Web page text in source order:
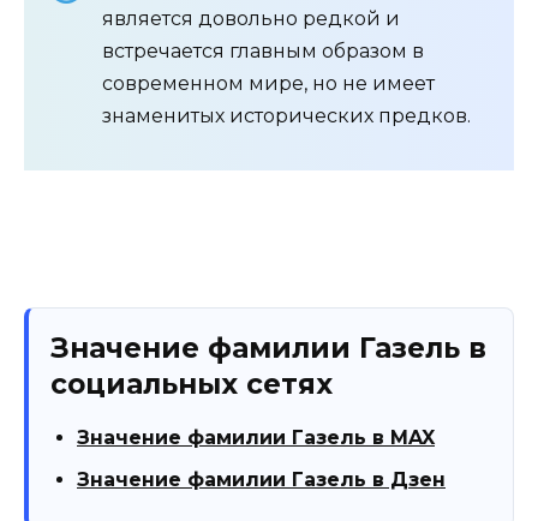
является довольно редкой и
встречается главным образом в
современном мире, но не имеет
знаменитых исторических предков.
Значение фамилии Газель в
социальных сетях
Значение фамилии Газель в MAX
Значение фамилии Газель в Дзен